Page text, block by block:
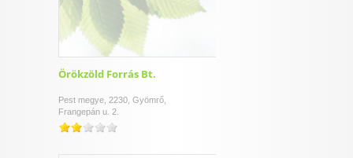
Örökzöld Forrás Bt.
Pest megye, 2230, Gyömrő,
Frangepán u. 2.